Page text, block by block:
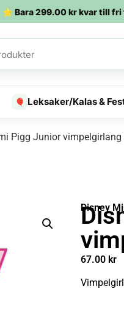
⭐ Bara299.00krkvar till fri
🎈 Leksaker/Kalas &
Pigg Junior vimpelgirlang
Disney
67.00 kr